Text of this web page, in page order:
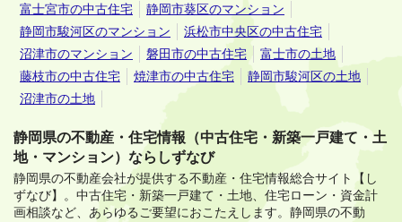
富士宮市の中古住宅
静岡市葵区のマンション
静岡市駿河区のマンション
浜松市中央区の中古住宅
沼津市のマンション
磐田市の中古住宅
富士市の土地
藤枝市の中古住宅
焼津市の中古住宅
静岡市駿河区の土地
沼津市の土地
静岡県の不動産・住宅情報（中古住宅・新築一戸建て・土
地・マンション）ならしずなび
静岡県の不動産会社が提供する不動産・住宅情報総合サイト【し
ずなび】。 中古住宅・新築一戸建て・土地、住宅ローン・資金計
画相談など、あらゆるご要望におこたえします。 静岡県の不動